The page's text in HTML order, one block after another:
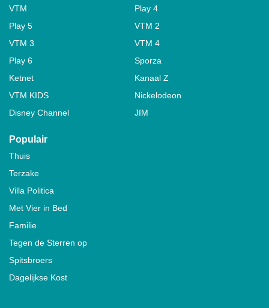
VTM
Play 4
Play 5
VTM 2
VTM 3
VTM 4
Play 6
Sporza
Ketnet
Kanaal Z
VTM KIDS
Nickelodeon
Disney Channel
JIM
Populair
Thuis
Terzake
Villa Politica
Met Vier in Bed
Familie
Tegen de Sterren op
Spitsbroers
Dagelijkse Kost